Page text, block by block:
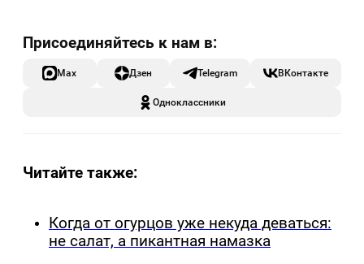
Max Дзен Telegram ВКонтакте
Одноклассники
Читайте также:
Когда от огурцов уже некуда деваться:
не салат, а пикантная намазка